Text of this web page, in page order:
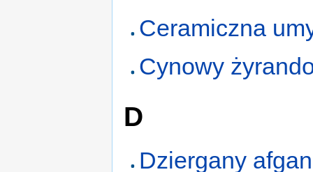
Ceramiczna
Cynowy
D
Dziergany afgan